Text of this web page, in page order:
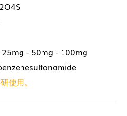
25mg - 50mg - 100mg
使用。